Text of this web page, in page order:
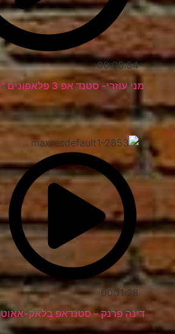
00:05:54
מני עוזרי- סטנד אפ 3 פלאפונים "יופי! יופייי!"
00:11:28
דינה פרנק – סטנדאפ בלאק-אאוט